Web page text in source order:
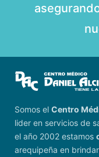
Somos el Centro
lider en servicios de
el año 2002 estamos
arequipeña en